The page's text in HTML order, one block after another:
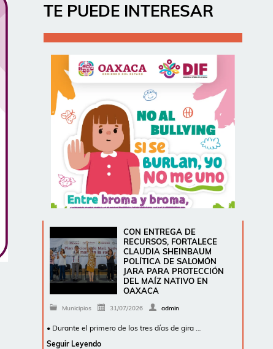
TE PUEDE INTERESAR
CON ENTREGA DE
RECURSOS, FORTALECE
CLAUDIA SHEINBAUM
POLÍTICA DE SALOMÓN
JARA PARA PROTECCIÓN
DEL MAÍZ NATIVO EN
OAXACA
Municipios 31/07/2026 admin
• Durante el primero de los tres días de gira …
Seguir Leyendo